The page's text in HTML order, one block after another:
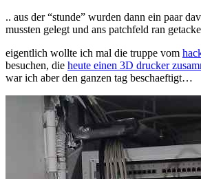
im
keller
.. aus der “stunde” wurden dann ein paar
mussten gelegt und ans patchfeld ran
eigentlich wollte ich mal die truppe vom
besuchen, die heute einen 3D drucker
war ich aber den ganzen tag beschaeftigt…